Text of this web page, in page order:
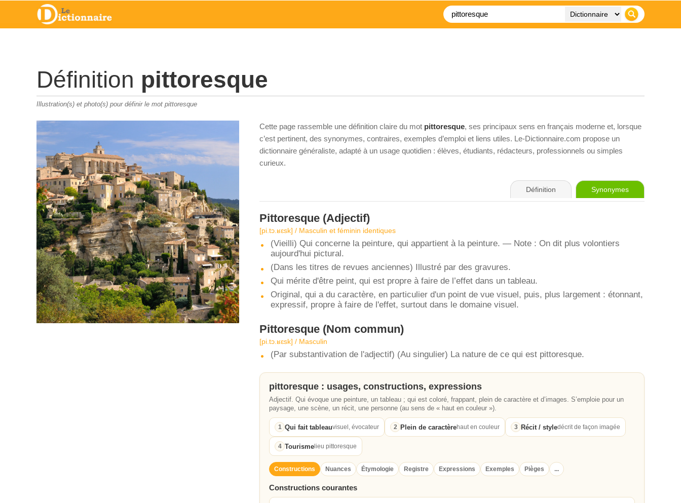
Définition pittoresque
Illustration(s) et photo(s) pour définir le mot pittoresque
Cette page rassemble une définition claire du mot pittoresque, ses principaux sens en français moderne et, lorsque
c’est pertinent, des synonymes, contraires, exemples d’emploi et liens utiles. Le-Dictionnaire.com propose un
dictionnaire généraliste, adapté à un usage quotidien : élèves, étudiants, rédacteurs, professionnels ou simples
curieux.
Définition Synonymes
Pittoresque (Adjectif)
[pi.tɔ.ʁɛsk] / Masculin et féminin identiques
(Vieilli) Qui concerne la peinture, qui appartient à la peinture. — Note : On dit plus volontiers
aujourd'hui pictural.
(Dans les titres de revues anciennes) Illustré par des gravures.
Qui mérite d'être peint, qui est propre à faire de l’effet dans un tableau.
Original, qui a du caractère, en particulier d'un point de vue visuel, puis, plus largement : étonnant,
expressif, propre à faire de l'effet, surtout dans le domaine visuel.
Pittoresque (Nom commun)
[pi.tɔ.ʁɛsk] / Masculin
(Par substantivation de l'adjectif) (Au singulier) La nature de ce qui est pittoresque.
pittoresque : usages, constructions, expressions
Adjectif. Qui évoque une peinture, un tableau ; qui est coloré, frappant, plein de caractère et d’images. S’emploie pour un
paysage, une scène, un récit, une personne (au sens de « haut en couleur »).
1 Qui fait tableauvisuel, évocateur 2 Plein de caractèrehaut en couleur 3 Récit / styledécrit de façon imagée
4 Tourisme lieu pittoresque
Constructions Nuances Étymologie Registre Expressions Exemples Pièges ...
Constructions courantes